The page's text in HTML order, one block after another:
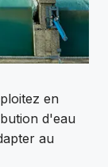
en
d'eau
au